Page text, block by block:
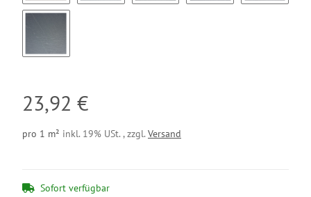
Kiesel ( Ki11)
23,92 €
pro 1 m² inkl. 19% USt. , zzgl. Versand
Sofort verfügbar